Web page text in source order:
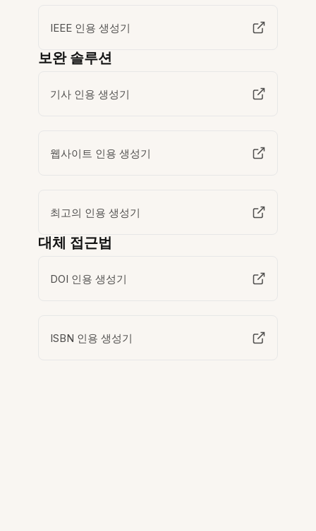
IEEE 인용 생성기
보완 솔루션
기사 인용 생성기
웹사이트 인용 생성기
최고의 인용 생성기
대체 접근법
DOI 인용 생성기
ISBN 인용 생성기